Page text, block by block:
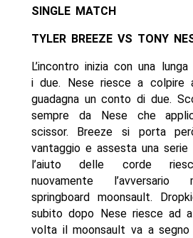
SINGLE MATCH
TYLER BREEZE VS TONY
L’incontro inizia con una
i due. Nese riesce a colpire
guadagna un conto di due.
sempre da Nese che
scissor. Breeze si porta
vantaggio e assesta una
l’aiuto delle corde
nuovamente
springboard moonsault.
subito dopo Nese riesce ad
volta il moonsault va a